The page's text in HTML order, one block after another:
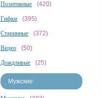
Позитивные (420)
Гифки (395)
Старинные (372)
Видео (50)
Дождливые (25)
Мужские: